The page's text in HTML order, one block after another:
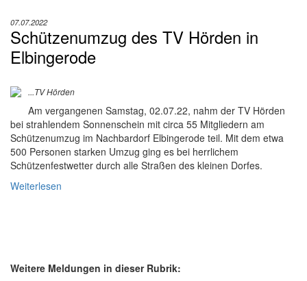
07.07.2022
Schützenumzug des TV Hörden in
Elbingerode
...TV Hörden
Am vergangenen Samstag, 02.07.22, nahm der TV Hörden
bei strahlendem Sonnenschein mit circa 55 Mitgliedern am
Schützenumzug im Nachbardorf Elbingerode teil. Mit dem etwa
500 Personen starken Umzug ging es bei herrlichem
Schützenfestwetter durch alle Straßen des kleinen Dorfes.
Weiterlesen
Weitere Meldungen in dieser Rubrik: